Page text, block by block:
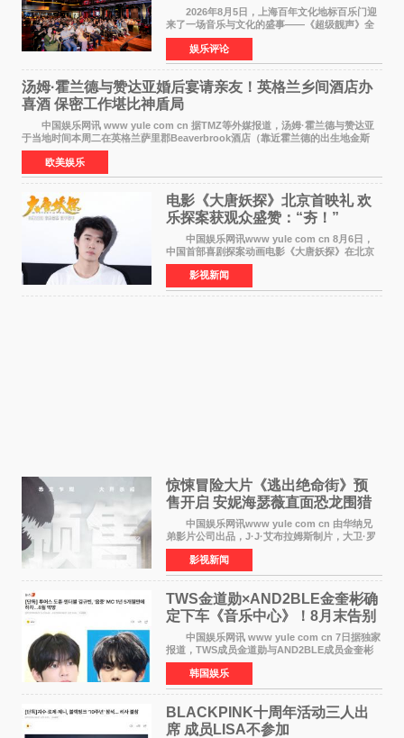
2026年8月5日，上海百年文化地标百乐门迎
来了一场音乐与文化的盛事——《超级靓声》全
国励志音乐公益节目上海唱区新闻发布会暨启动
仪式在此隆重举行。各界领导、嘉宾与媒体朋友
齐聚一堂，共同
娱乐评论
汤姆·霍兰德与赞达亚婚后宴请亲友！英格兰乡间酒店办
喜酒 保密工作堪比神盾局
中国娱乐网讯 www yule com cn 据TMZ等外媒报道，汤姆·霍兰德与赞达亚
于当地时间本周二在英格兰萨里郡Beaverbrook酒店（靠近霍兰德的出生地金斯
顿）举办婚宴，邀请家人与朋友们喝喜酒，庆祝
欧美娱乐
电影《大唐妖探》北京首映礼 欢
乐探案获观众盛赞：“夯！”
中国娱乐网讯www yule com cn 8月6日，
中国首部喜剧探案动画电影《大唐妖探》在北京
举办电影首映礼。导演程腾、联合导演黄珉、总
制片人曹紫建、制片人李莹莹，配音导演张喆，
对白指导程寅，领
影视新闻
惊悚冒险大片《逃出绝命街》预
售开启 安妮海瑟薇直面恐龙围猎
中国娱乐网讯www yule com cn 由华纳兄
弟影片公司出品，J·J·艾布拉姆斯制片，大卫·罗
伯特·米切尔执导，好莱坞巨星安妮·海瑟薇和伊万
·麦克格雷格领衔主演的2026暑期惊悚冒险大片
《逃出绝
影视新闻
TWS金道勋×AND2BLE金奎彬确
定下车《音乐中心》！8月末告别
MC席位
中国娱乐网讯 www yule com cn 7日据独家
报道，TWS成员金道勋与AND2BLE成员金奎彬
将于8月离开《音乐中心》MC的位置。 金道
勋与金奎彬于去年3月与H2H A-NA一起被选为
《音乐中心》MC，约1
韩国娱乐
BLACKPINK十周年活动三人出
席 成员LISA不参加